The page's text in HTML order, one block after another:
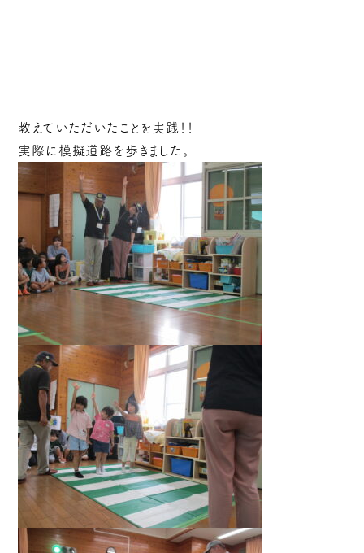
教えていただいたことを実践！！
実際に模擬道路を歩きました。